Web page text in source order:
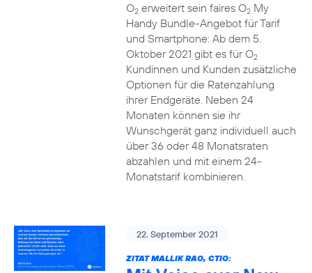
O2erweitert sein faires O2My
Handy Bundle-Angebot für Tarif
und Smartphone: Ab dem 5.
Oktober 2021 gibt es für O2
Kundinnen und Kunden zusätzliche
Optionen für die Ratenzahlung
ihrer Endgeräte. Neben 24
Monaten können sie ihr
Wunschgerät ganz individuell auch
über 36 oder 48 Monatsraten
abzahlen und mit einem 24-
Monatstarif kombinieren.
22. September 2021
ZITAT MALLIK RAO, CTIO: